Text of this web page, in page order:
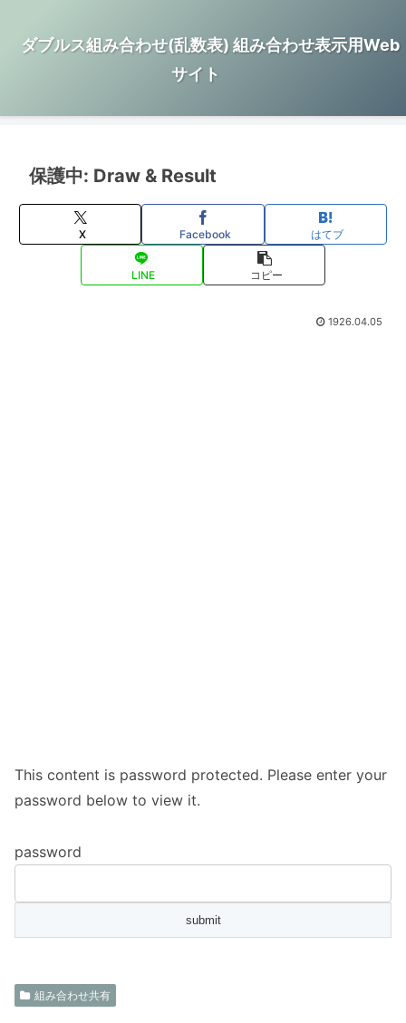
ダブルス組み合わせ(乱数表) 組み合わせ表示用Web
サイト
保護中: Draw & Result
X Facebook はてブ
LINE コピー
1926.04.05
This content is password protected. Please enter your
password below to view it.
password
組み合わせ共有